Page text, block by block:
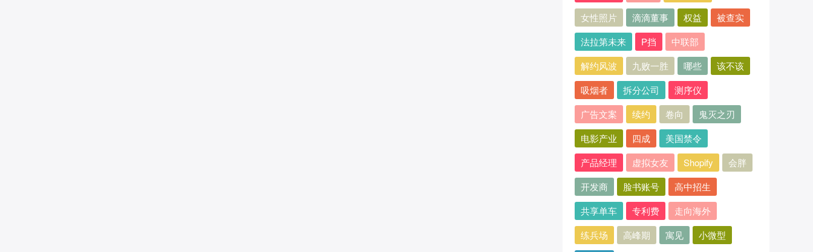
女性照片
滴滴董事 权益
被查实
法拉第未来
P挡
中联部
解约风波
九败一胜 哪些
该不该
吸烟者
拆分公司
测序仪
广告文案
续约 卷向
鬼灭之刃
电影产业
四成
美国禁令
产品经理
虚拟女友 Shopify
会胖
开发商
脸书账号
高中招生
共享单车
专利费
走向海外
练兵场
高峰期 寓见
小微型